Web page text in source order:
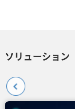
ソリューション